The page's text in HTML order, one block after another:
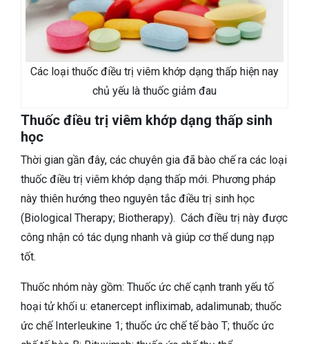
Các loại thuốc điều trị viêm khớp dạng thấp hiện nay
chủ yếu là thuốc giảm đau
Thuốc điều trị viêm khớp dạng thấp sinh
học
Thời gian gần đây, các chuyên gia đã bào chế ra các loại
thuốc điều trị viêm khớp dạng thấp mới. Phương pháp
này thiên hướng theo nguyên tắc điều trị sinh học
(Biological Therapy; Biotherapy). Cách điều trị này được
công nhận có tác dụng nhanh và giúp cơ thể dung nạp
tốt.
Thuốc nhóm này gồm: Thuốc ức chế cạnh tranh yếu tố
hoại tử khối u: etanercept infliximab, adalimunab; thuốc
ức chế Interleukine 1; thuốc ức chế tế bào T; thuốc ức